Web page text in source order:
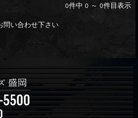
0件中 0 ～ 0件目表示
問い合わせ下さい